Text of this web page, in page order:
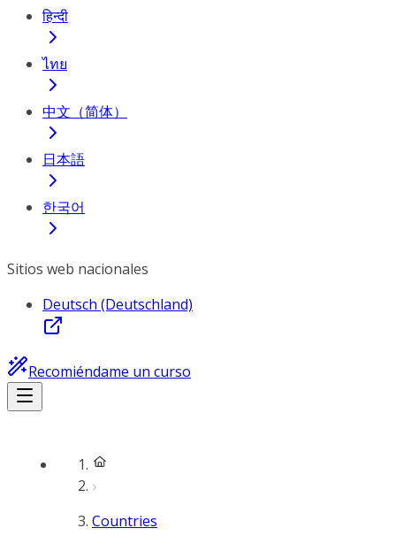
हिन्दी
ไทย
中文（简体）
日本語
한국어
Sitios web nacionales
Deutsch (Deutschland)
Recomiéndame un curso
Countries